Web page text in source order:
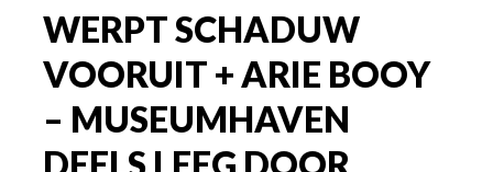
WERPT SCHADUW
VOORUIT + ARIE BOOY
– MUSEUMHAVEN
DEELS LEEG DOOR